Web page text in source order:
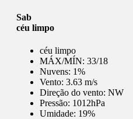
Sab
céu limpo
céu limpo
MÁX/MÍN: 33/18
Nuvens: 1%
Vento: 3.63 m/s
Direção do vento: NW
Pressão: 1012hPa
Umidade: 19%